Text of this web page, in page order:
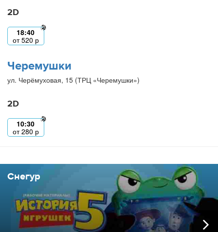
2D
18:40
от520 р
Черемушки
ул. Черёмуховая, 15 (ТРЦ «Черемушки»)
2D
10:30
от280 р
Снегур